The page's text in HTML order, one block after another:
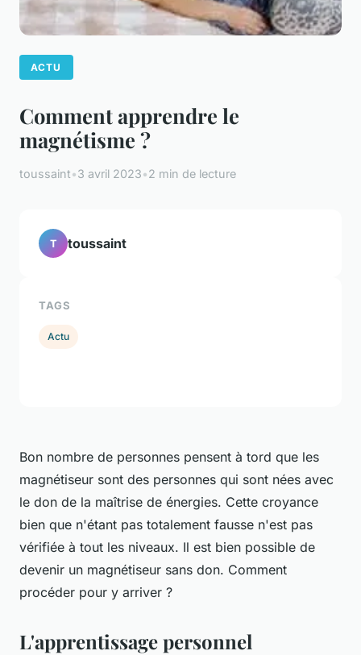
ACTU
Comment apprendre le
magnétisme ?
toussaint•3 avril 2023•2 min de lecture
Bon nombre de personnes pensent à tord que les
magnétiseur sont des personnes qui sont nées avec
le don de la maîtrise de énergies. Cette croyance
bien que n'étant pas totalement fausse n'est pas
vérifiée à tout les niveaux. Il est bien possible de
devenir un magnétiseur sans don. Comment
procéder pour y arriver ?
L'apprentissage personnel
T toussaint
TAGS
Actu